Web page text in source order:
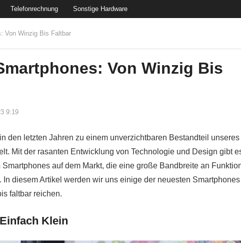
Telefonrechnung Sonstige Hardware
Von Winzig Bis Faltbar
Von Winzig Bis
9:19
den letzten Jahren zu einem unverzichtbaren Bestandteil unseres
Mit der rasanten Entwicklung von Technologie und Design gibt
auf dem Markt, die eine große Bandbreite an
In diesem Artikel werden wir uns einige der neuesten Smartphones
faltbar reichen.
Klein